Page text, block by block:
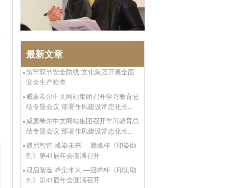
最新文章
筑牢双节安全防线 文化集团开展全面
安全生产检查
威廉希尔中文网站集团召开学习教育总
结专题会议 部署作风建设常态化长效
化工作
威廉希尔中文网站集团召开学习教育总
结专题会议 部署作风建设常态化长效
化工作
晟启智造 峰染未来 —晟峰杯《印染助
剂》第41届年会圆满召开
晟启智造 峰染未来 —晟峰杯《印染助
剂》第41届年会圆满召开